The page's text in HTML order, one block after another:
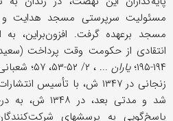
مسئولیت سرپرستی مسجد هدایت و
مسجد برعهده گرفت. افزون‌براین،
انتقادی از حکومت وقت پرداخت
۱۹۴-۱۹۵؛
یاران ... ، ۲/ ۵۲-۵۳، ۵۷؛ شعبانی مفرد، ۱۷۹).
زنجانی در ۱۳۴۷ ش، با
شد و مدتی بعد،
پاسخ‌گویی به پرسشهای